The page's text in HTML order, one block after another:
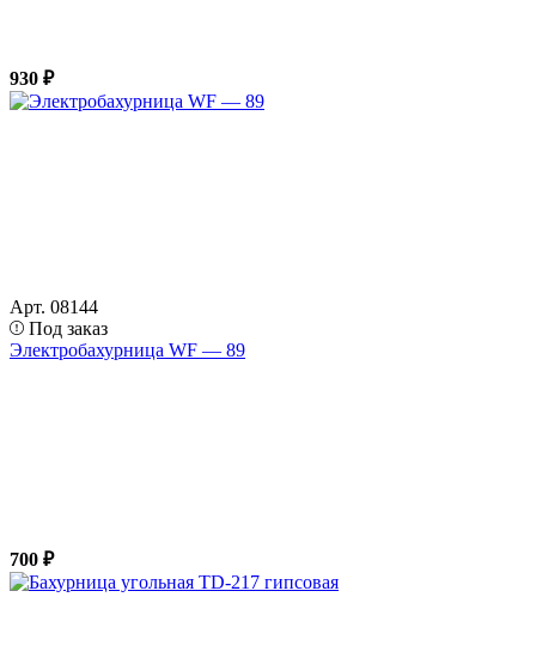
930 ₽
Арт. 08144
Под заказ
Электробахурница WF — 89
700 ₽